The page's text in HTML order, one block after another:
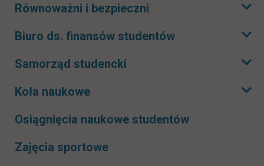
Równoważni i bezpieczni Rozwiń podmenu
Biuro ds. finansów studentów Rozwiń podmenu
Samorząd studencki Rozwiń podmenu
Koła naukowe
Osiągnięcia naukowe studentów
Zajęcia sportowe